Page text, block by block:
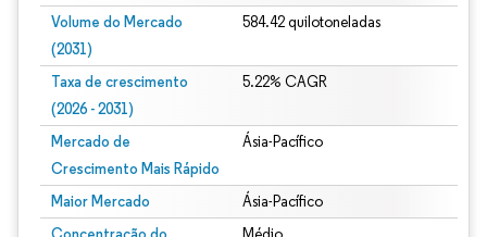
Volume do Mercado
(2031)
584.42 quilotoneladas
Taxa de crescimento
(2026 - 2031)
5.22% CAGR
Mercado de
Crescimento Mais Rápido
Ásia-Pacífico
Maior Mercado Ásia-Pacífico